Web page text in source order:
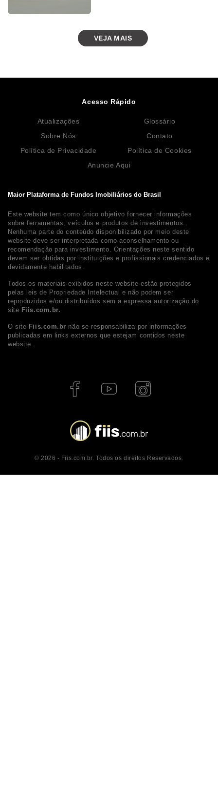
VEJA MAIS
Maior Plataforma de Fundos Imobiliários do Brasil
Este website tem como único objetivo fornecer informações
sobre ferramentas, veículos e produtos de investimentos.
Nenhuma parte do conteúdo disponibilizado por meio deste
website deve ser interpretada como aconselhamento ou
recomendação para investimento. Orientações neste sentido
devem ser obtidas por instituições e profissionais credenciados e
devidamente habilitados.
Todos os materiais exibidos neste website estão protegidos
pelas leis de Propriedade Intelectual e não podem ser
reproduzidos e/ou distribuídos sem a expressa autorização do
site Fiis.com.br.
O site Fiis.com.br não se responsabiliza por informações
publicadas em links externos que estejam contidos neste
website.
Acesso Rápido
Atualizações
Glossário
Sobre Nós
Contato
Política de Privacidade
Política de Cookies
Anuncie Aqui
© 2026 - Fiis.com.br. Todos os direitos Reservados.